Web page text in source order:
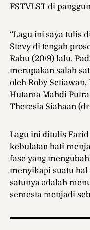
FSTVLST di
“Lagu ini saya tulis
Stevy di tengah
Rabu (20/9) lalu.
merupakan salah
oleh Roby
Hutama Mahdi
Theresia Siahaan
Lagu ini ditulis Farid
kebulatan hati
fase yang
menyikapi suatu
satunya adalah
semesta menjadi